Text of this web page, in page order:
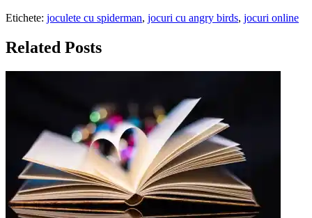
Etichete: joculete cu spiderman, jocuri cu angry birds, jocuri online
Related Posts